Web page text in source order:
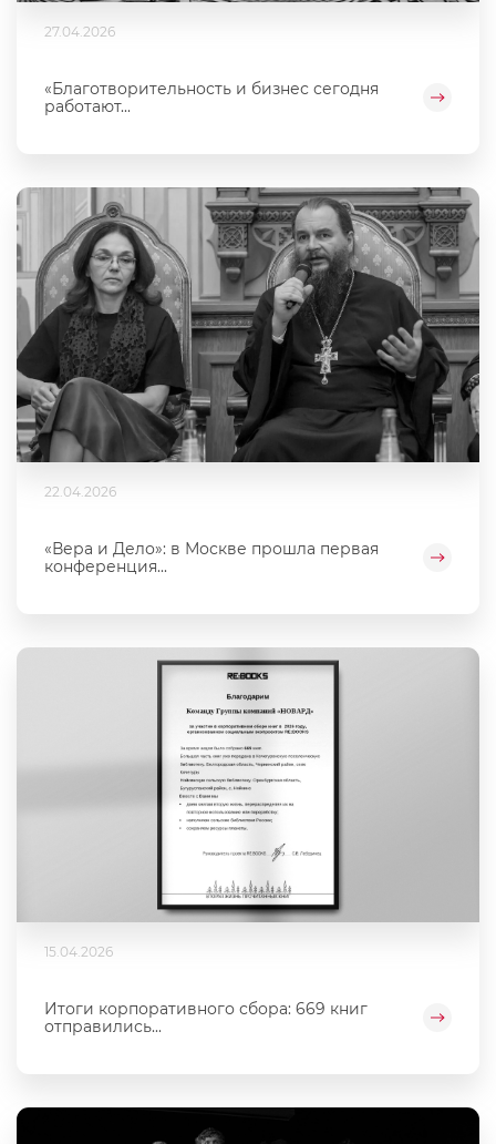
27.04.2026
«Благотворительность и бизнес сегодня
работают...
22.04.2026
«Вера и Дело»: в Москве прошла первая
конференция...
15.04.2026
Итоги корпоративного сбора: 669 книг
отправились...